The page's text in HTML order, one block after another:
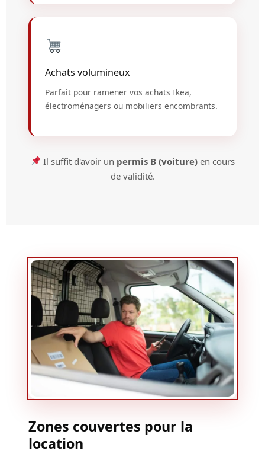
Achats volumineux
Parfait pour ramener vos achats Ikea,
électroménagers ou mobiliers encombrants.
Il suffit d'avoir un permis B (voiture)en cours
de validité.
Zones couvertes pour la
location